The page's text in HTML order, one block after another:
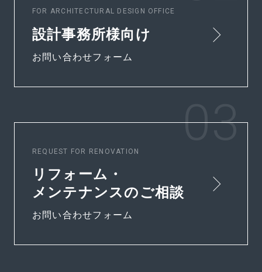
FOR ARCHITECTURAL DESIGN OFFICE
設計事務所様向け
お問い合わせフォーム
REQUEST FOR RENOVATION
リフォーム・
メンテナンスのご相談
お問い合わせフォーム